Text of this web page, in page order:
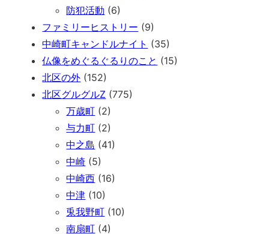
防犯活動 (6)
ファミリーヒストリー (9)
中崎町キャンドルナイト (35)
仏像をめぐるぐるりのこと (15)
北区の外 (152)
北区グルグルZ (775)
万歳町 (2)
与力町 (2)
中之島 (41)
中崎 (5)
中崎西 (16)
中津 (10)
兎我野町 (10)
南扇町 (4)